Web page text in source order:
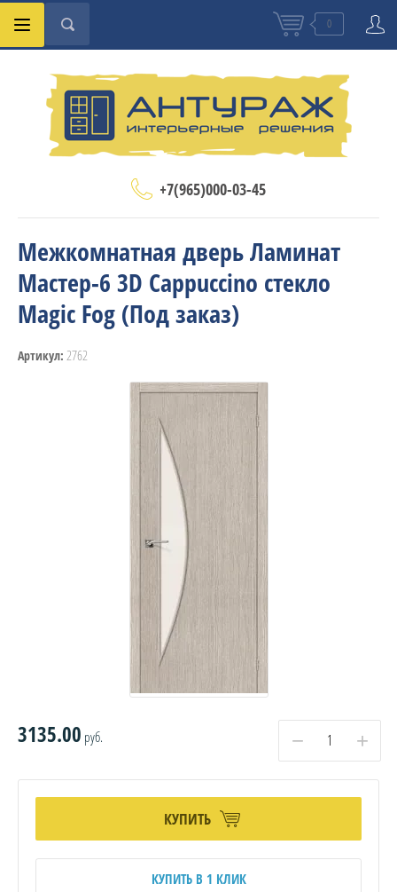
0
+7(965)000-03-45
Межкомнатная дверь Ламинат
Мастер-6 3D Cappuccino стекло
Magic Fog (Под заказ)
Артикул: 2762
3135.00 руб. − +
КУПИТЬ
КУПИТЬ В 1 КЛИК